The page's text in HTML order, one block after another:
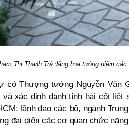
Thị Thanh Trà dâng hoa tưởng niệm
có Thượng tướng Nguyễn Văn
và xác định danh tính hài cốt
lãnh đạo các bộ, ngành
đại diện các cơ quan chức